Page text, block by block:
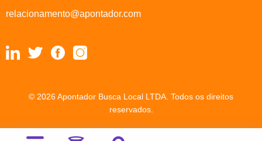
relacionamento@apontador.com
© 2026 Apontador Busca Local LTDA. Todos os direitos
reservados.